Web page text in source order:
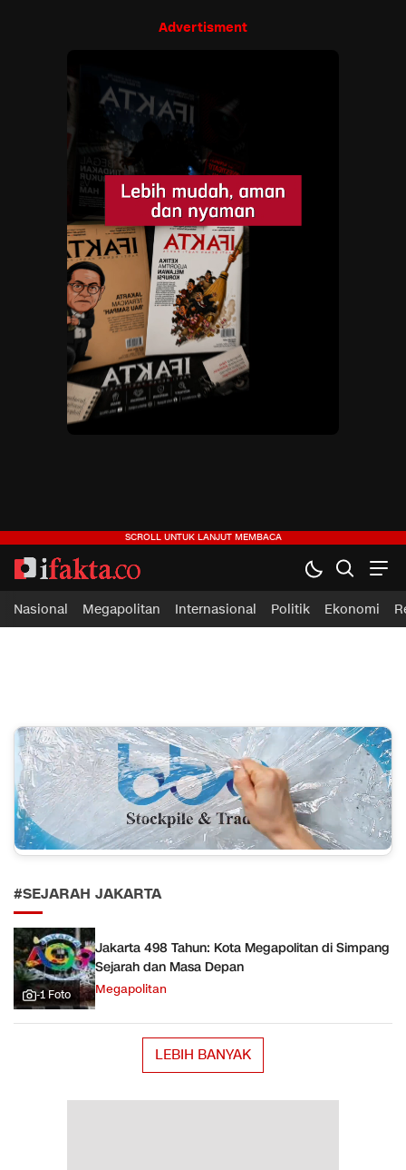
Advertisment
ifakta.co
#pastibenar
Nasional Megapolitan Internasional Politik Ekonomi
#SEJARAH JAKARTA
-1 Foto
Jakarta 498 Tahun: Kota Megapolitan di Simpang
Sejarah dan Masa Depan
Megapolitan
LEBIH BANYAK